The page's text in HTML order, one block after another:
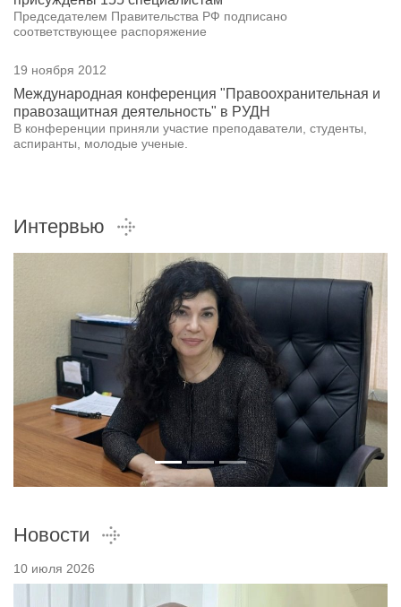
Председателем Правительства РФ подписано
соответствующее распоряжение
19 ноября 2012
Международная конференция "Правоохранительная и
правозащитная деятельность" в РУДН
В конференции приняли участие преподаватели, студенты,
аспиранты, молодые ученые.
Интервью
Новости
10 июля 2026